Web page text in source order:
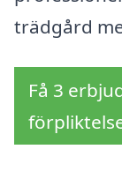
trädgård
Få 3